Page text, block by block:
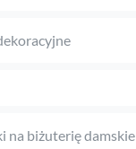
na biżuterię damskie